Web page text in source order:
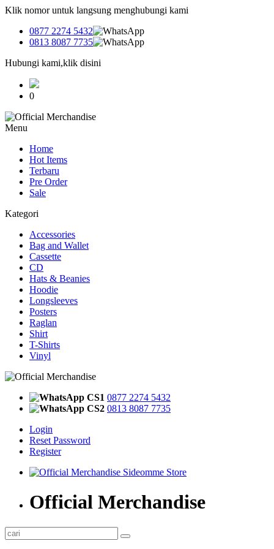
Klik nomor untuk langsung menghubungi kami
0877 2274 5432
0813 8087 7735
Hubungi kami,klik disini
0
Menu
Home
Hot Items
Terbaru
Pre Order
Sale
Kategori
Accessories
Bag and Wallet
Cassette
CD
Hats & Beanies
Hoodie
Longsleeves
Posters
Raglan
Shirt
T-Shirts
Vinyl
CS1 0877 2274 5432
CS2 0813 8087 7735
Login
Reset Password
Register
Official Merchandise